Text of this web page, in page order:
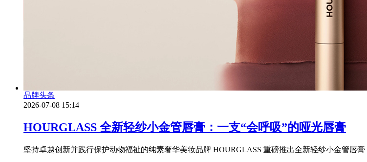
品牌头条
2026-07-08 15:14
HOURGLASS 全新轻纱小金管唇膏：一支“会呼吸”的哑光唇膏
坚持卓越创新并践行保护动物福祉的纯素奢华美妆品牌 HOURGLASS 重磅推出全新轻纱小金管唇